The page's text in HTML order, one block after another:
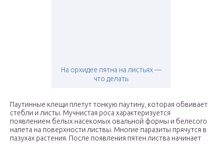
На орхидее пятна на листьях —
что делать
Паутинные клещи плетут тонкую паутину, которая обвивает
стебли и листы. Мучнистая роса характеризуется
появлением белых насекомых овальной формы и белесого
налета на поверхности листвы. Многие паразиты прячутся в
пазухах растения. После появления пятен листва начинает